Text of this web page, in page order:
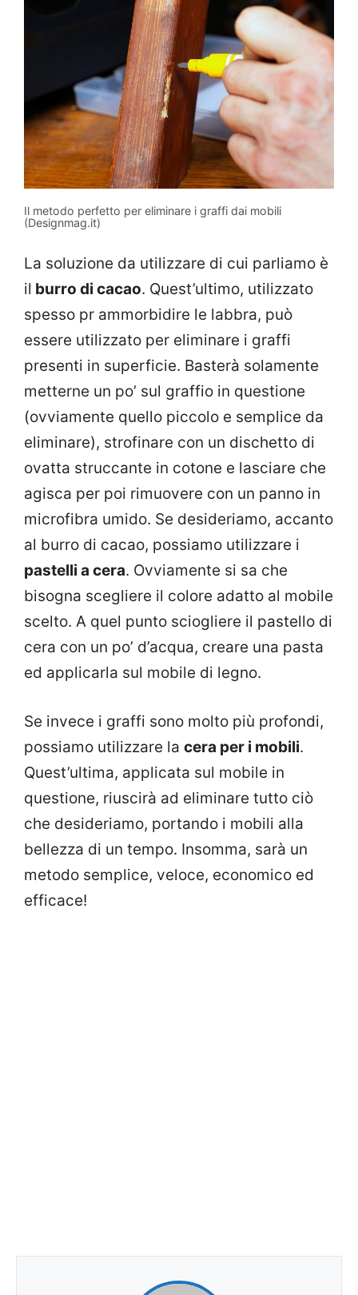
Il metodo perfetto per eliminare i graffi dai mobili
(Designmag.it)
La soluzione da utilizzare di cui parliamo è
il burro di cacao. Quest’ultimo, utilizzato
spesso pr ammorbidire le labbra, può
essere utilizzato per eliminare i graffi
presenti in superficie. Basterà solamente
metterne un po’ sul graffio in questione
(ovviamente quello piccolo e semplice da
eliminare), strofinare con un dischetto di
ovatta struccante in cotone e lasciare che
agisca per poi rimuovere con un panno in
microfibra umido. Se desideriamo, accanto
al burro di cacao, possiamo utilizzare i
pastelli a cera. Ovviamente si sa che
bisogna scegliere il colore adatto al mobile
scelto. A quel punto sciogliere il pastello di
cera con un po’ d’acqua, creare una pasta
ed applicarla sul mobile di legno.
Se invece i graffi sono molto più profondi,
possiamo utilizzare la cera per i mobili.
Quest’ultima, applicata sul mobile in
questione, riuscirà ad eliminare tutto ciò
che desideriamo, portando i mobili alla
bellezza di un tempo. Insomma, sarà un
metodo semplice, veloce, economico ed
efficace!